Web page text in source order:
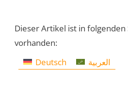
Dieser Artikel ist in folgenden
vorhanden:
Deutsch
العربية